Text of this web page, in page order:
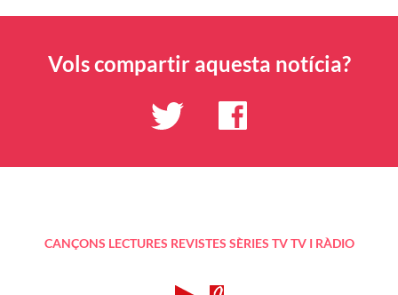
Vols compartir aquesta notícia?
CANÇONS LECTURES REVISTES SÈRIES TV TV I RÀDIO